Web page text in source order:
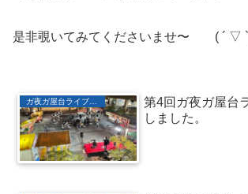
是非覗いてみてくださいませ〜 ( ´ ▽ `
ガ夜ガ屋台ライブ アルバム
第4回ガ夜ガ屋台
しました。